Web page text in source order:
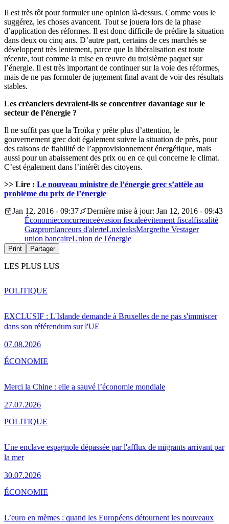
Il est très tôt pour formuler une opinion là-dessus. Comme vous le
suggérez, les choses avancent. Tout se jouera lors de la phase
d’application des réformes. Il est donc difficile de prédire la situation
dans deux ou cinq ans. D’autre part, certains de ces marchés se
développent très lentement, parce que la libéralisation est toute
récente, tout comme la mise en œuvre du troisième paquet sur
l’énergie. Il est très important de continuer sur la voie des réformes,
mais de ne pas formuler de jugement final avant de voir des résultats
stables.
Les créanciers devraient-ils se concentrer davantage sur le
secteur de l’énergie ?
Il ne suffit pas que la Troïka y prête plus d’attention, le
gouvernement grec doit également suivre la situation de près, pour
des raisons de fiabilité de l’approvisionnement énergétique, mais
aussi pour un abaissement des prix ou en ce qui concerne le climat.
C’est également dans l’intérêt des citoyens.
>> Lire : Le nouveau ministre de l’énergie grec s’attèle au
problème du prix de l’énergie
Jan 12, 2016 - 09:37
Dernière mise à jour: Jan 12, 2016 - 09:43
Économieconcurrenceévasion fiscaleévitement fiscalfiscalité
Gazpromlanceurs d'alerteLuxleaksMargrethe Vestager
union bancaireUnion de l'énergie
Print Partager
LES PLUS LUS
EXCLUSIF : L'Islande demande à Bruxelles de ne pas s'immiscer
dans son référendum sur l'UE
07.08.2026
POLITIQUE
Merci la Chine : elle a sauvé l’économie mondiale
27.07.2026
ÉCONOMIE
Une enclave espagnole dépassée par l'afflux de migrants arrivant par
la mer
30.07.2026
POLITIQUE
L’euro en mèmes : quand les Européens détournent les nouveaux
ÉCONOMIE